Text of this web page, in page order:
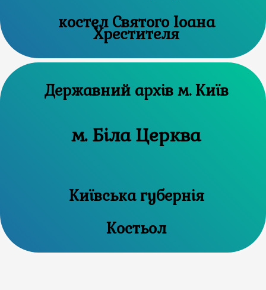
костел Святого Іоана
Хрестителя
Державний архів м. Київ
м. Біла Церква
Київська губернія
Костьол